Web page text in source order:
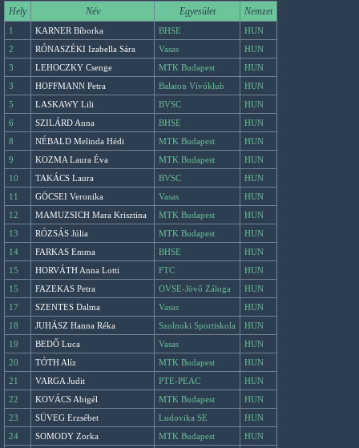
Hely Név Egyesület Nemzet
1 KARNER Bíborka BHSE
HUN
2
RÓNASZÉKI Izabella Sára Vasas
HUN
3
LEHOCZKY Csenge MTK Budapest
HUN
3
HOFFMANN Petra Balaton Vívóklub
HUN
5
LASKAWY Lili BVSC
HUN
6
SZILÁRD Anna BHSE
HUN
8
NÉBALD Melinda Hédi MTK Budapest
HUN
9
KOZMA Laura Éva MTK Budapest
HUN
10
TAKÁCS Laura BVSC
HUN
11
GÖCSEI Veronika Vasas
HUN
12
MAMUZSICH Mara Krisztina MTK Budapest
HUN
13
RÓZSÁS Júlia MTK Budapest
HUN
14
FARKAS Emma BHSE
HUN
15
HORVÁTH Anna Lotti FTC
HUN
15
FAZEKAS Petra OVSE-Jövő Záloga
HUN
17
SZENTES Dalma Vasas
HUN
18
JUHÁSZ Hanna Réka Szolnoki Sportiskola
HUN
19
BEDŐ Luca Vasas
HUN
20
TÓTH Alíz MTK Budapest
HUN
21
VARGA Judit PTE-PEAC
HUN
22
KOVÁCS Abigél MTK Budapest
HUN
23
SÜVEG Erzsébet Ludovika SE
HUN
24
SOMODY Zorka MTK Budapest
HUN